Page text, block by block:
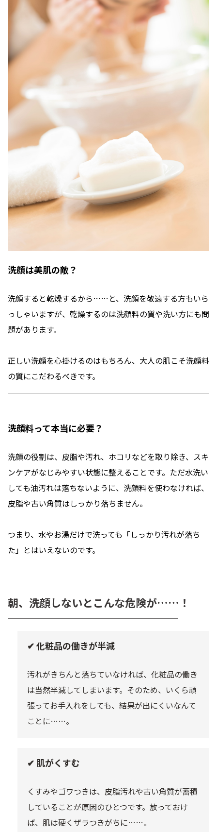
メイク・ボディ・ヘアケア
キャンペーン情報
通販限定商品
アウトレット商品
定期便
ショッピングガイド
9時〜21時 / 年中無休
洗顔は美肌の敵？
洗顔すると乾燥するから……と、洗顔を敬遠する方もいら
っしゃいますが、乾燥するのは洗顔料の質や洗い方にも問
題があります。
正しい洗顔を心掛けるのはもちろん、大人の肌こそ洗顔料
の質にこだわるべきです。
洗顔料って本当に必要？
洗顔の役割は、皮脂や汚れ、ホコリなどを取り除き、スキ
ンケアがなじみやすい状態に整えることです。ただ水洗い
しても油汚れは落ちないように、洗顔料を使わなければ、
皮脂や古い角質はしっかり落ちません。
つまり、水やお湯だけで洗っても「しっかり汚れが落ち
た」とはいえないのです。
朝、洗顔しないとこんな危険が……！
──────────────────────
✔ 化粧品の働きが半減
汚れがきちんと落ちていなければ、化粧品の働き
は当然半減してしまいます。そのため、いくら頑
張ってお手入れをしても、結果が出にくいなんて
ことに……。
✔ 肌がくすむ
くすみやゴワつきは、皮脂汚れや古い角質が蓄積
していることが原因のひとつです。放っておけ
ば、肌は硬くザラつきがちに……。